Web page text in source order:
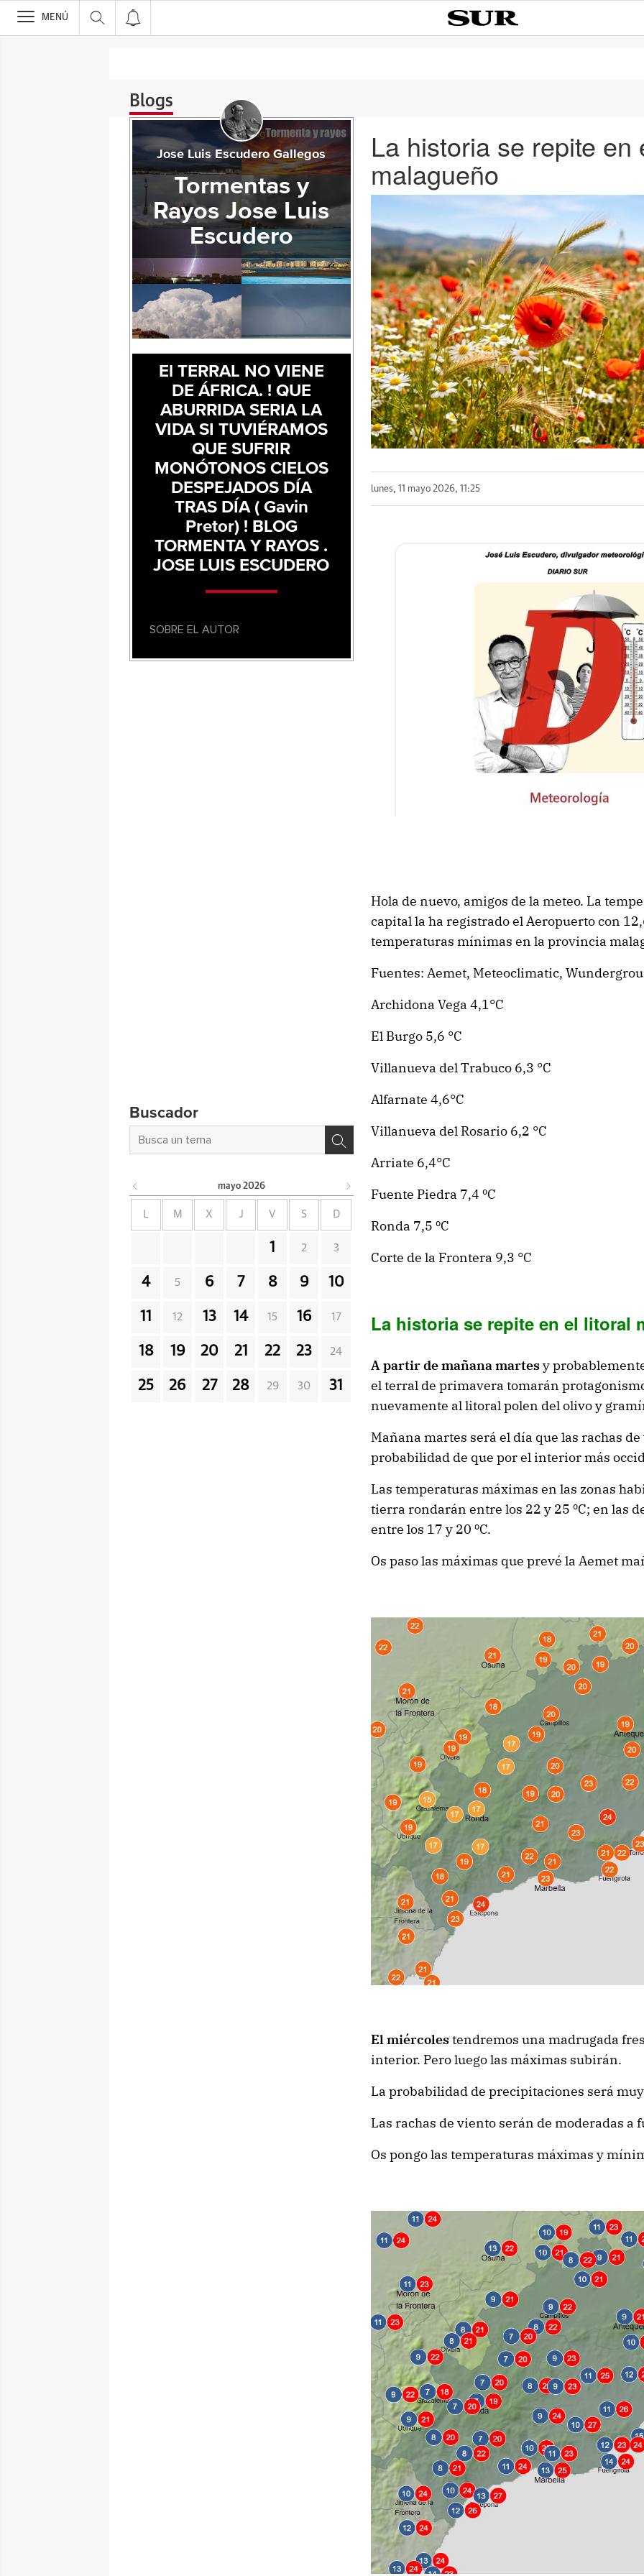
>
MENÚ
Blogs
La historia se repite en
malagueño
lunes, 11 mayo 2026, 11:25
Hola de nuevo, amigos de la meteo. La
capital la ha registrado el Aeropuerto con
temperaturas mínimas en la provincia
Fuentes: Aemet, Meteoclimatic,
Archidona Vega 4,1°C
El Burgo 5,6 °C
Villanueva del Trabuco 6,3 °C
Alfarnate 4,6°C
Villanueva del Rosario 6,2 °C
Arriate 6,4°C
Fuente Piedra 7,4 ºC
Ronda 7,5 ºC
Corte de la Frontera 9,3 °C
La historia se repite en el litoral
A partir de mañana martesy
el terral de primavera tomarán
nuevamente al litoral polen del olivo y
Mañana martes será el día que las rachas
probabilidad de que por el interior más
Las temperaturas máximas en las zonas
tierra rondarán entre los 22 y 25 ºC; en las
entre los 17 y 20 ºC.
Os paso las máximas que prevé la Aemet
El miércolestendremos una madrugada
interior. Pero luego las máximas subirán.
La probabilidad de precipitaciones será
Las rachas de viento serán de moderadas a
Os pongo las temperaturas máximas y
Jose Luis Escudero Gallegos
Tormentas y
Rayos Jose Luis
Escudero
El TERRAL NO VIENE
DE ÁFRICA. ! QUE
ABURRIDA SERIA LA
VIDA SI TUVIÉRAMOS
QUE SUFRIR
MONÓTONOS CIELOS
DESPEJADOS DÍA
TRAS DÍA ( Gavin
Pretor) ! BLOG
TORMENTA Y RAYOS .
JOSE LUIS ESCUDERO
SOBRE EL AUTOR
Buscador
mayo 2026
L M X J V S D
1 2 3
4 5 6 7 8 9 10
11 12 13 14 15 16 17
18 19 20 21 22 23 24
25 26 27 28 29 30 31